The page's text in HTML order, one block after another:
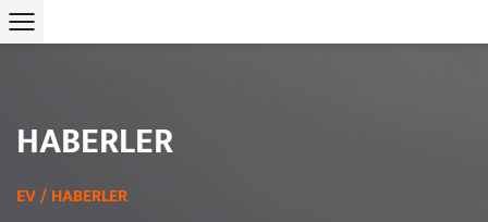
HABERLER
EV/HABERLER